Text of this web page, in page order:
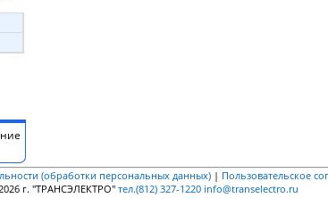
(обработки персональных данных) | Пользовательское
г. "ТРАНСЭЛЕКТРО"тел.(812) 327-1220 info@transelectro.ru